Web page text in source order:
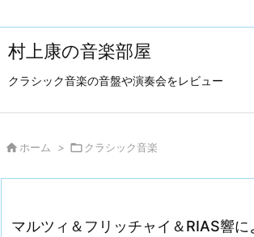
村上康の音楽部屋
クラシック音楽の音盤や演奏会をレビュー
 ホーム > クラシック音楽
マルツィ＆フリッチャイ＆RIAS響